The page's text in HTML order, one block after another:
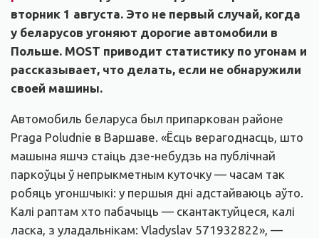
вторник 1 августа. Это не первый случай, когда
у беларусов угоняют дорогие автомобили в
Польше. MOST приводит статистику по угонам и
рассказывает, что делать, если не обнаружили
своей машины.
Автомобиль беларуса был припаркован районе
Praga Poludnie в Варшаве. «Ёсць верагоднасць, што
машына яшчэ стаіць дзе-небудзь на публічнай
паркоўцы ў непрыкметным куточку — часам так
робяць угоншчыкі: у першыя дні адстайваюць аўто.
Калі раптам хто пабачыць — скантактуйцеся, калі
ласка, з уладальнікам: Vladyslav 571932822», —